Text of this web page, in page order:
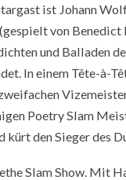
ist Johann
von Benedict
und Balladen
In einem Tête-à-
Poetry Slam
kürt den Sieger des
Slam Show. Mit